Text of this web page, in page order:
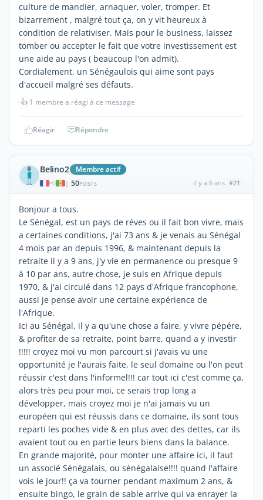
culture de mandier, arnaquer, voler, tromper. Et
bizarrement , malgré tout ça, on y vit heureux à
condition de relativiser. Mais pour le business, laissez
tomber ou accepter le fait que votre investissement est
une aide au pays ( beaucoup l'on admit).
Cordialement, un Sénégaulois qui aime sont pays
d'accueil malgré ses défauts.
👍 1 membre a réagi à ce message
Réagir Répondre
Belino2 Membre actif
| 50POSTS il y a 6 ans #21
Bonjour a tous.
Le Sénégal, est un pays de réves ou il fait bon vivre, mais
a certaines conditions, j'ai 73 ans & je venais au Sénégal
4 mois par an depuis 1996, & maintenant depuis la
retraite il y a 9 ans, j'y vie en permanence ou presque 9
à 10 par ans, autre chose, je suis en Afrique depuis
1970, & j'ai circulé dans 12 pays d'Afrique francophone,
aussi je pense avoir une certaine expérience de
l'Afrique.
Ici au Sénégal, il y a qu'une chose a faire, y vivre pépére,
& profiter de sa retraite, point barre, quand a y investir
!!!!! croyez moi vu mon parcourt si j'avais vu une
opportunité je l'aurais faite, le seul domaine ou l'on peut
réussir c'est dans l'informel!!! car tout ici c'est comme ça,
alors très peu pour moi, ce serais trop long a
développer, mais croyez moi je n'ai jamais vu un
européen qui est réussis dans ce domaine, ils sont tous
reparti les poches vide & en plus avec des dettes, car ils
avaient tout ou en partie leurs biens dans la balance.
En grande majorité, pour monter une affaire ici, il faut
un associé Sénégalais, ou sénégalaise!!!! quand l'affaire
vois le jour!! ça va tourner pendant maximum 2 ans, &
ensuite bingo, le grain de sable arrive qui va enrayer la